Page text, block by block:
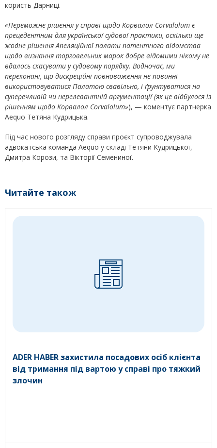
користь Дарниці.
«Переможне рішення у справі щодо Корвалол Corvalolum є
прецедентним для української судової практики, оскільки ще
жодне рішення Апеляційної палати патентного відомства
щодо визнання торговельних марок добре відомими нікому не
вдалось скасувати у судовому порядку. Водночас, ми
переконані, що дискреційні повноваження не повинні
використовуватися Палатою свавільно, і ґрунтуватися на
суперечливій чи нерелевантній аргументації (як це відбулося із
рішенням щодо Корвалол Corvalolum»), — коментує партнерка
Aequo Тетяна Кудрицька.
Під час нового розгляду справи проєкт супроводжувала
адвокатська команда Aequo у складі Тетяни Кудрицької,
Дмитра Корози, та Вікторії Семениної.
Читайте також
ADER HABER захистила посадових осіб клієнта
від тримання під вартою у справі про тяжкий
злочин